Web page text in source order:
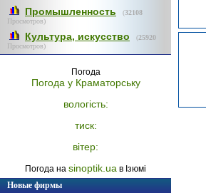
Промышленность (32108
Просмотров)
Культура, искусство (25920
Просмотров)
Погода
Погода у Краматорську
вологість:
тиск:
вітер:
Погода на sinoptik.ua в Ізюмі
Новые фирмы